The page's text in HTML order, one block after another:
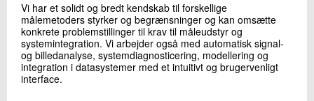
Vi har et solidt og bredt kendskab til forskellige
målemetoders styrker og begrænsninger og kan omsætte
konkrete problemstillinger til krav til måleudstyr og
systemintegration. Vi arbejder også med automatisk signal-
og billedanalyse, systemdiagnosticering, modellering og
integration i datasystemer med et intuitivt og brugervenligt
interface.